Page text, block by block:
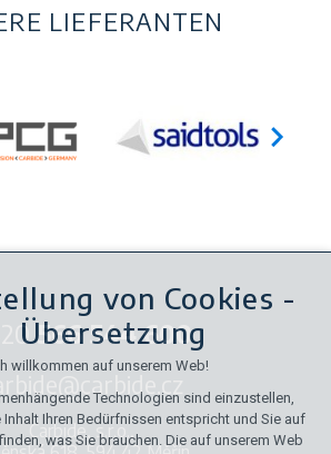
LIEFERANTEN
566 544 600
Carbide, s.r.o.,
von Cookies -
Übersetzung
willkommen auf unserem Web!
Technologien sind einzustellen,
Ihren Bedürfnissen entspricht und Sie auf
was Sie brauchen. Die auf unserem Web